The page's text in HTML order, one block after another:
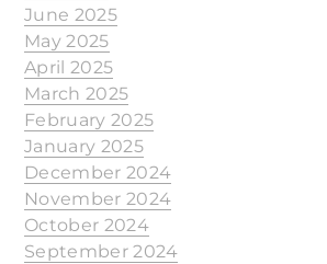
June 2025
May 2025
April 2025
March 2025
February 2025
January 2025
December 2024
November 2024
October 2024
September 2024